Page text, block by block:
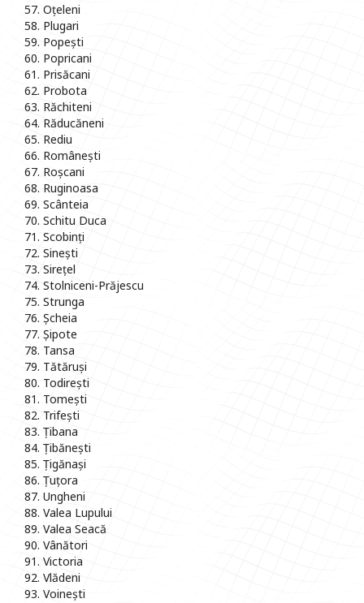
57. Oțeleni
58. Plugari
59. Popești
60. Popricani
61. Prisăcani
62. Probota
63. Răchiteni
64. Răducăneni
65. Rediu
66. Românești
67. Roșcani
68. Ruginoasa
69. Scânteia
70. Schitu Duca
71. Scobinți
72. Sinești
73. Sirețel
74. Stolniceni-Prăjescu
75. Strunga
76. Șcheia
77. Șipote
78. Tansa
79. Tătăruși
80. Todirești
81. Tomești
82. Trifești
83. Țibana
84. Țibănești
85. Țigănași
86. Țuțora
87. Ungheni
88. Valea Lupului
89. Valea Seacă
90. Vânători
91. Victoria
92. Vlădeni
93. Voinești